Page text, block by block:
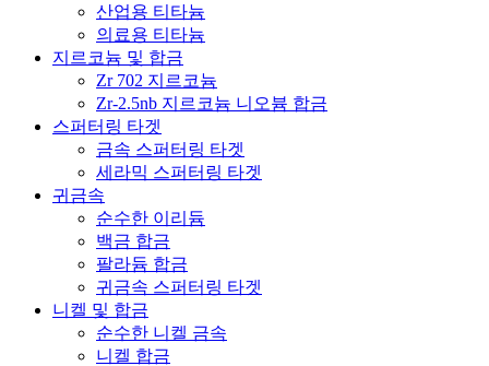
산업용 티타늄
의료용 티타늄
지르코늄 및 합금
Zr 702 지르코늄
Zr-2.5nb 지르코늄 니오븀 합금
스퍼터링 타겟
금속 스퍼터링 타겟
세라믹 스퍼터링 타겟
귀금속
순수한 이리듐
백금 합금
팔라듐 합금
귀금속 스퍼터링 타겟
니켈 및 합금
순수한 니켈 금속
니켈 합금